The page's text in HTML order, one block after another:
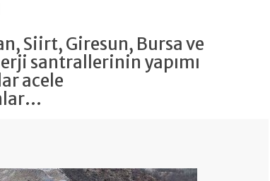
Siirt, Giresun, Bursa ve
santrallerinin yapımı
acele